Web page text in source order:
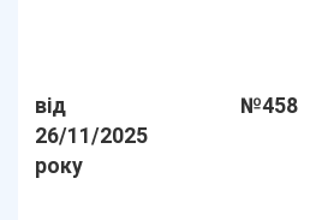
від
26/11/2025
року
№458